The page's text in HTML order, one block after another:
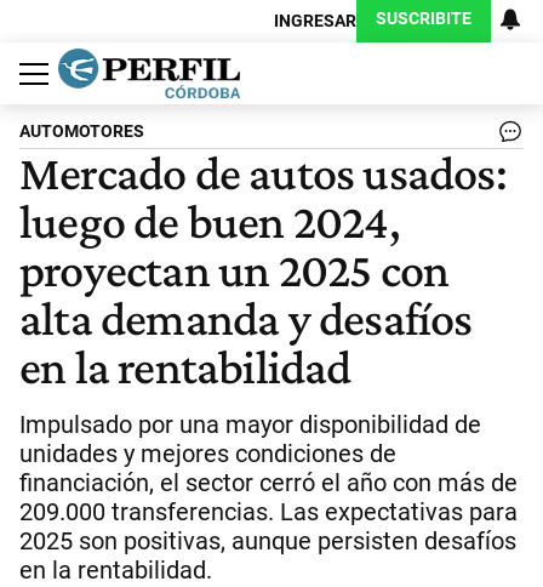
INGRESAR SUSCRIBITE
Política
Economía
Judiciales
Sociedad
Cultura
Espectáculos
Deportes
Protagonistas
AUTOMOTORES
Mercado de autos usados:
luego de buen 2024,
proyectan un 2025 con
alta demanda y desafíos
en la rentabilidad
Impulsado por una mayor disponibilidad de
unidades y mejores condiciones de
financiación, el sector cerró el año con más de
209.000 transferencias. Las expectativas para
2025 son positivas, aunque persisten desafíos
en la rentabilidad.